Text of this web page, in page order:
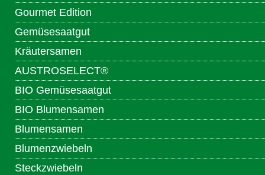
Gourmet Edition
Gemüsesaatgut
Kräutersamen
AUSTROSELECT®
BIO Gemüsesaatgut
BIO Blumensamen
Blumensamen
Blumenzwiebeln
Steckzwiebeln